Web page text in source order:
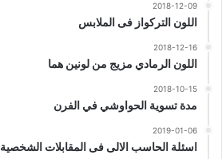
2018-12-09
اللون التركواز فى الملابس
2018-12-16
اللون الرمادي مزيج من لونين هما
2018-10-15
مدة تسوية الحواوشي في الفرن
2019-01-06
اسئلة الحاسب الالى فى المقابلات الشخصية